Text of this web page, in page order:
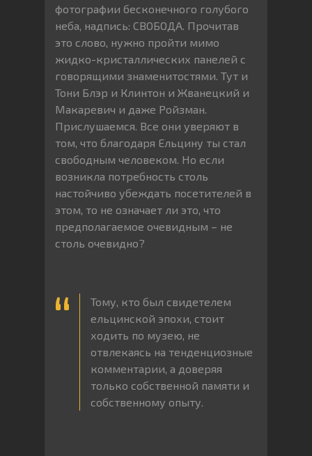
фотографии бесконечного голубого
неба, надпись: СВОБОДА. Прочитав
это слово, нужно пройти мимо
жидко-кристаллических панелей с
говорящими знаменитостями. Тут и
Тони Блэр и Клинтон и Жванецкий и
Макаревич и даже Ройзман.
Прислушаемся. Все они уверяют в
том, что благодаря Ельцину ты стал
свободным человеком. Но если
возникла потребность столь
настойчиво убеждать посетителей в
этом, то не означает ли это, что
предполагаемое очевидным – не
столь очевидно?
Тому, кто был свидетелем
ельцинской эпохи, стоит
ходить по музею, не
отвлекаясь на тенденциозные
комментарии, а доверяя
только собственной памяти и
собственному опыту.